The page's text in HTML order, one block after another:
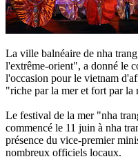
La ville balnéaire de nha
l'extrême-orient", a donné le
l'occasion pour le vietnam
"riche par la mer et fort par la
Le festival de la mer "nha
commencé le 11 juin à nha
présence du vice-premier
nombreux officiels locaux.